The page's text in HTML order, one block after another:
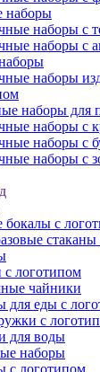
наборы
наборы с
наборы с
наборы
наборы для
наборы с
наборы с
наборы с
с
логотипом
чайники
для еды с
с
для воды
наборы
с логотипом